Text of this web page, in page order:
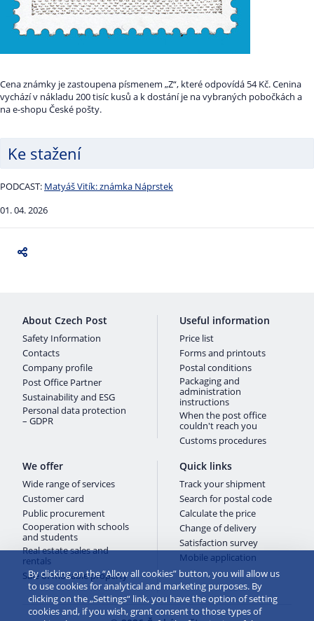
Cena známky je zastoupena písmenem „Z“, které odpovídá 54 Kč. Cenina
vychází v nákladu 200 tisíc kusů a k dostání je na vybraných pobočkách a
na e-shopu České pošty.
Ke stažení
PODCAST: Matyáš Vitík: známka Náprstek
01. 04. 2026
About Czech Post
Safety Information
Contacts
Company profile
Post Office Partner
Sustainability and ESG
Personal data protection
– GDPR
Useful information
Price list
Forms and printouts
Postal conditions
Packaging and
administration
instructions
When the post office
couldn't reach you
Customs procedures
We offer
Wide range of services
Customer card
Public procurement
Cooperation with schools
and students
Real estate sales and
rentals
Sale of movable property
Quick links
Track your shipment
Search for postal code
Calculate the price
Change of delivery
Satisfaction survey
Mobile application
By clicking on the “Allow all cookies” button, you will allow us
to use cookies for analytical and marketing purposes. By
clicking on the „Settings“ link, you have the option of setting
cookies and, if you wish, grant consent to those types of